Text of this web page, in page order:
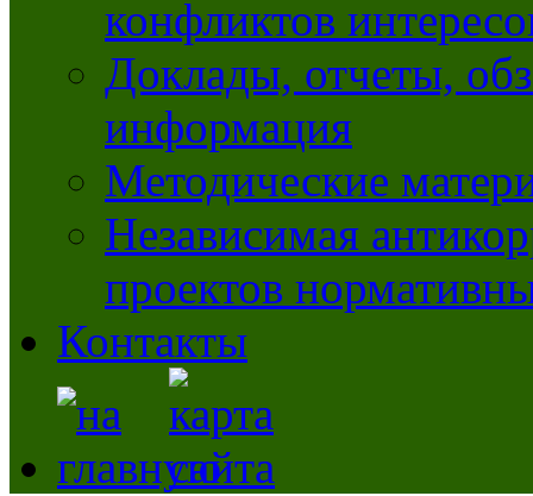
конфликтов
Доклады, отчеты,
информация
Методические
Независимая
проектов
Контакты